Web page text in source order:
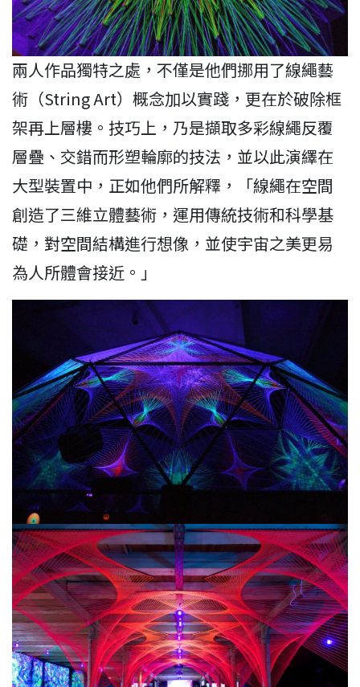
兩人作品獨特之處，不僅是他們挪用了線繩藝
術（String Art）概念加以實踐，更在於破除框
架再上層樓。技巧上，乃是擷取多彩線繩反覆
層疊、交錯而形塑輪廓的技法，並以此演繹在
大型裝置中，正如他們所解釋，「線繩在空間
創造了三維立體藝術，運用傳統技術和科學基
礎，對空間結構進行想像，並使宇宙之美更易
為人所體會接近。」